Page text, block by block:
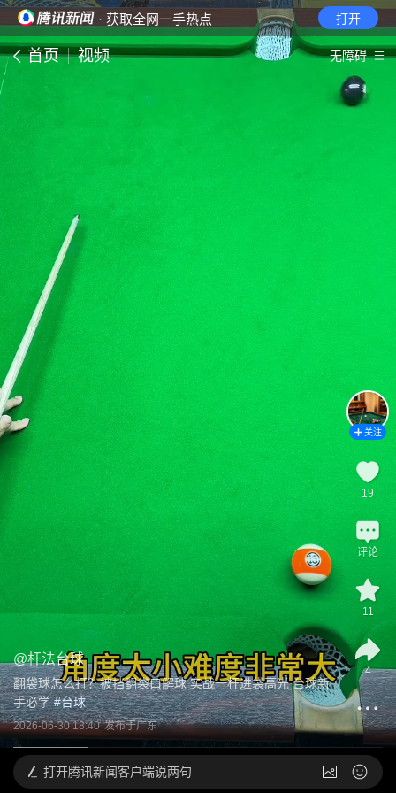
· 获取全网一手热点 打开
首页 视频 无障碍
@杆法台球
翻袋球怎么打？被挡翻袋口解球 实战一杆进袋高光 台球新
手必学 #台球
2026-06-30 18:40 发布于广东
关注
19
评论
11
4
打开腾讯新闻客户端说两句